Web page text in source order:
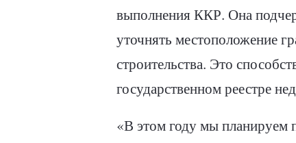
выполнения ККР. Она
уточнять местоположение
строительства. Это
государственном реестре
«В этом году мы планируем